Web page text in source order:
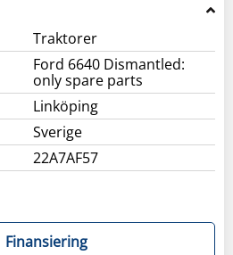
Traktorer
Ford 6640 Dismantled:
only spare parts
Linköping
Sverige
22A7AF57
Finansiering